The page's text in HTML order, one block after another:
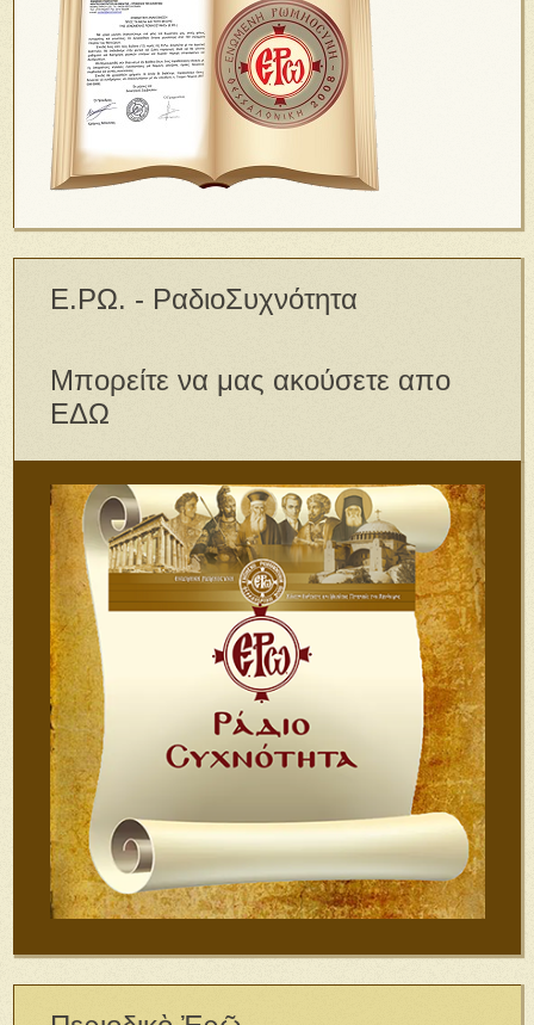
Ε.ΡΩ. - ΡαδιοΣυχνότητα
Μπορείτε να μας ακούσετε απο
ΕΔΩ